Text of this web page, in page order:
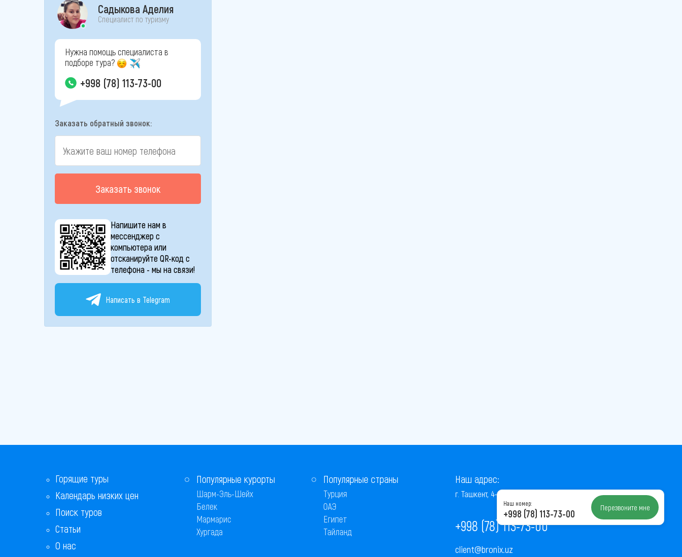
Садыкова Аделия
Специалист по туризму
Нужна помощь специалиста в
подборе тура?
+998 (78) 113-73-00
Заказать обратный звонок:
Заказать звонок
Напишите нам в
мессенджер с
компьютера или
отсканируйте QR-код с
телефона - мы на связи!
Написать в Telegram
Горящие туры
Календарь низких цен
Поиск туров
Статьи
О нас
Популярные курорты
Шарм-Эль-Шейх
Белек
Мармарис
Хургада
Популярные страны
Турция
ОАЭ
Египет
Тайланд
Наш адрес:
г. Ташкент, 4-й проезд Ниёзбек Йули, 7
+998 (78) 113-73-00
client@bronix.uz
Наш номер:
+998 (78) 113-73-00 Перезвоните мне